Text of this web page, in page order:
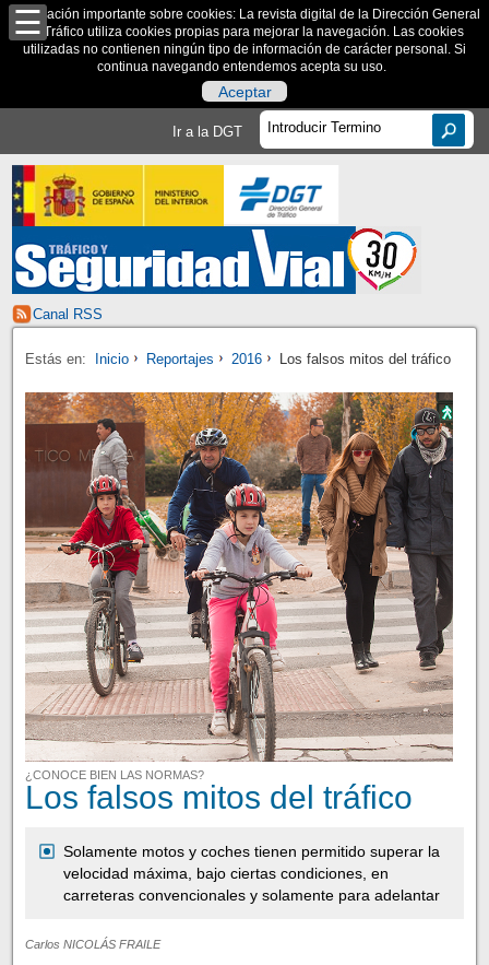
Información importante sobre cookies: La revista digital de la Dirección General
de Tráfico utiliza cookies propias para mejorar la navegación. Las cookies
utilizadas no contienen ningún tipo de información de carácter personal. Si
continua navegando entendemos acepta su uso.
Aceptar
Ir a la DGT
Canal RSS
Estás en: Inicio Reportajes 2016 Los falsos mitos del tráfico
¿CONOCE BIEN LAS NORMAS?
Los falsos mitos del tráfico
Solamente motos y coches tienen permitido superar la
velocidad máxima, bajo ciertas condiciones, en
carreteras convencionales y solamente para adelantar
Carlos NICOLÁS FRAILE